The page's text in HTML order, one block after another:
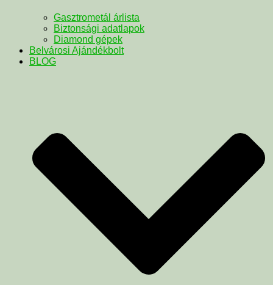
Gasztrometál árlista
Biztonsági adatlapok
Diamond gépek
Belvárosi Ajándékbolt
BLOG